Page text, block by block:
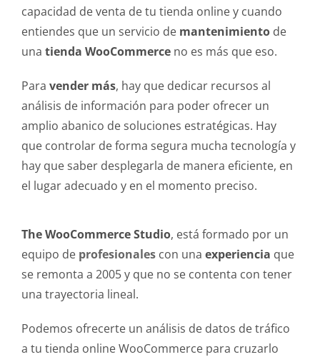
capacidad de venta de tu tienda online y cuando
entiendes que un servicio de mantenimientode
una tienda WooCommerceno es más que eso.
Para vender más, hay que dedicar recursos al
análisis de información para poder ofrecer un
amplio abanico de soluciones estratégicas. Hay
que controlar de forma segura mucha tecnología y
hay que saber desplegarla de manera eficiente, en
el lugar adecuado y en el momento preciso.
The WooCommerce Studio, está formado por un
equipo de profesionales con una experiencia que
se remonta a 2005 y que no se contenta con tener
una trayectoria lineal.
Podemos ofrecerte un análisis de datos de tráfico
a tu tienda online WooCommerce para cruzarlo